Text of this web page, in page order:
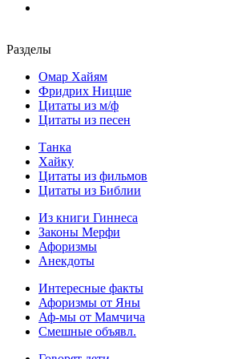
Разделы
Омар Хайям
Фридрих Ницше
Цитаты из м/ф
Цитаты из песен
Танка
Хайку
Цитаты из фильмов
Цитаты из Библии
Из книги Гиннеса
Законы Мерфи
Афоризмы
Анекдоты
Интересные факты
Афоризмы от Яны
Аф-мы от Мамчича
Смешные объявл.